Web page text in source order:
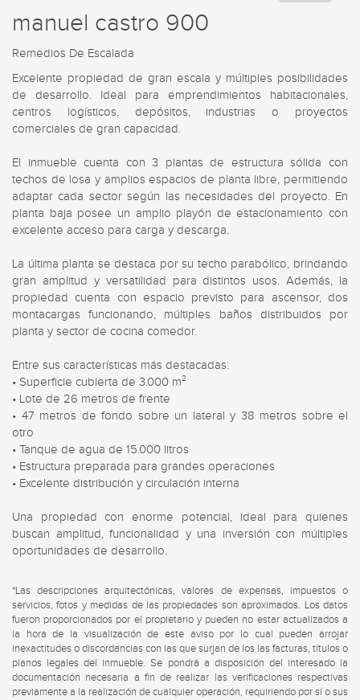
manuel castro 900
Remedios De Escalada
Excelente propiedad de gran escala y múltiples posibilidades
de desarrollo. Ideal para emprendimientos habitacionales,
centros logísticos, depósitos, industrias o proyectos
comerciales de gran capacidad.
El inmueble cuenta con 3 plantas de estructura sólida con
techos de losa y amplios espacios de planta libre, permitiendo
adaptar cada sector según las necesidades del proyecto. En
planta baja posee un amplio playón de estacionamiento con
excelente acceso para carga y descarga.
La última planta se destaca por su techo parabólico, brindando
gran amplitud y versatilidad para distintos usos. Además, la
propiedad cuenta con espacio previsto para ascensor, dos
montacargas funcionando, múltiples baños distribuidos por
planta y sector de cocina comedor.
Entre sus características más destacadas:
• Superficie cubierta de 3.000 m²
• Lote de 26 metros de frente
• 47 metros de fondo sobre un lateral y 38 metros sobre el
otro
• Tanque de agua de 15.000 litros
• Estructura preparada para grandes operaciones
• Excelente distribución y circulación interna
Una propiedad con enorme potencial, ideal para quienes
buscan amplitud, funcionalidad y una inversión con múltiples
oportunidades de desarrollo.
*Las descripciones arquitectónicas, valores de expensas, impuestos o
servicios, fotos y medidas de las propiedades son aproximados. Los datos
fueron proporcionados por el propietario y pueden no estar actualizados a
la hora de la visualización de este aviso por lo cual pueden arrojar
inexactitudes o discordancias con las que surjan de los las facturas, títulos o
planos legales del inmueble. Se pondrá a disposición del interesado la
documentación necesaria a fin de realizar las verificaciones respectivas
previamente a la realización de cualquier operación, requiriendo por sí o sus